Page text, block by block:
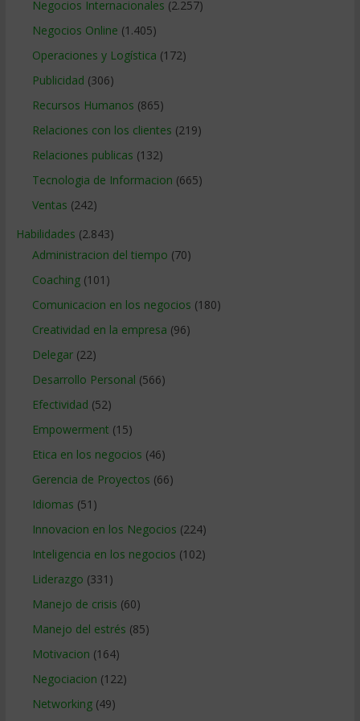
Negocios Internacionales (2.257)
Negocios Online (1.405)
Operaciones y Logística (172)
Publicidad (306)
Recursos Humanos (865)
Relaciones con los clientes (219)
Relaciones publicas (132)
Tecnologia de Informacion (665)
Ventas (242)
Habilidades (2.843)
Administracion del tiempo (70)
Coaching(101)
Comunicacion en los negocios (180)
Creatividad en la empresa (96)
Delegar(22)
Desarrollo Personal (566)
Efectividad (52)
Empowerment (15)
Etica en los negocios (46)
Gerencia de Proyectos (66)
Idiomas (51)
Innovacion en los Negocios (224)
Inteligencia en los negocios (102)
Liderazgo (331)
Manejo de crisis (60)
Manejo del estrés (85)
Motivacion (164)
Negociacion (122)
Networking(49)